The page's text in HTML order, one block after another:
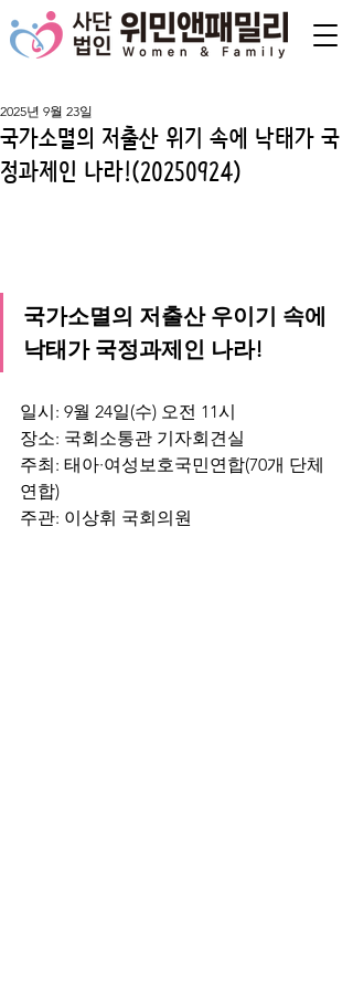
국가소멸의 저출산 위기 속에 낙태가 국
정과제인 나라!(20250924)
2025년 9월 23일
국가소멸의 저출산 우이기 속에
낙태가 국정과제인 나라!
일시: 9월 24일(수) 오전 11시
장소: 국회소통관 기자회견실
주최: 태아·여성보호국민연합(70개 단체
연합)
주관: 이상휘 국회의원